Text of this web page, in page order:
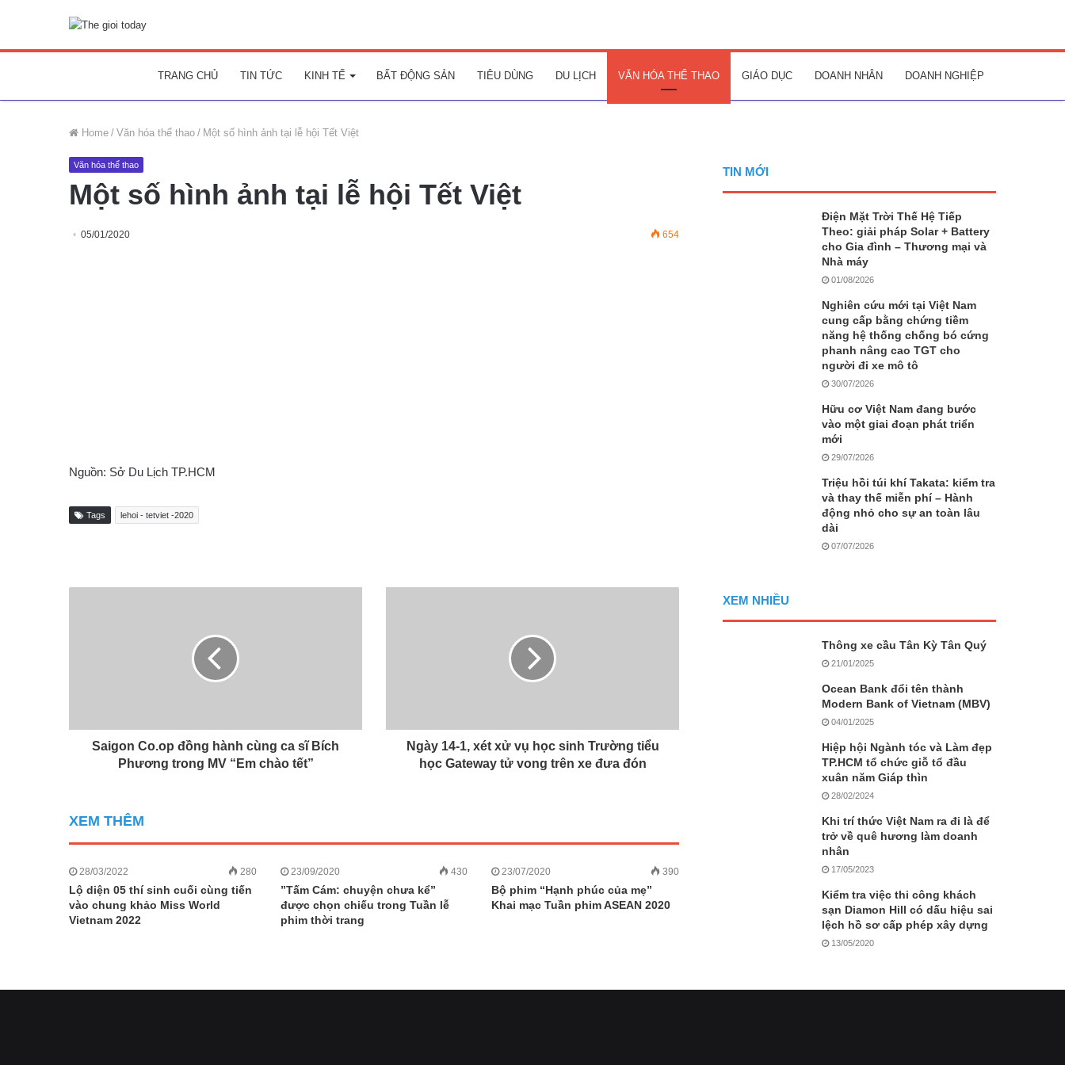
TRANG CHỦ TIN TỨC KINH TẾ BẤT ĐỘNG SẢN TIÊU DÙNG DU LỊCH VĂN HÓA THỂ THAO GIÁO DỤC DOANH NHÂN DOANH NGHIỆP
Home / Văn hóa thể thao / Một số hình ảnh tại lễ hội Tết Việt
Văn hóa thể thao
Một số hình ảnh tại lễ hội Tết Việt
05/01/2020 654
Nguồn: Sở Du Lịch TP.HCM
Tags lehoi - tetviet -2020
Saigon Co.op đồng hành cùng ca sĩ Bích
Phương trong MV “Em chào tết”
Ngày 14-1, xét xử vụ học sinh Trường tiểu
học Gateway tử vong trên xe đưa đón
XEM THÊM
28/03/2022 280
Lộ diện 05 thí sinh cuối cùng tiến
vào chung khảo Miss World
Vietnam 2022
23/09/2020 430
”Tấm Cám: chuyện chưa kể”
được chọn chiếu trong Tuần lễ
phim thời trang
23/07/2020 390
Bộ phim “Hạnh phúc của mẹ”
Khai mạc Tuần phim ASEAN 2020
TIN MỚI
Điện Mặt Trời Thế Hệ Tiếp
Theo: giải pháp Solar + Battery
cho Gia đình – Thương mại và
Nhà máy
01/08/2026
Nghiên cứu mới tại Việt Nam
cung cấp bằng chứng tiềm
năng hệ thống chống bó cứng
phanh nâng cao TGT cho
người đi xe mô tô
30/07/2026
Hữu cơ Việt Nam đang bước
vào một giai đoạn phát triển
mới
29/07/2026
Triệu hồi túi khí Takata: kiểm tra
và thay thế miễn phí – Hành
động nhỏ cho sự an toàn lâu
dài
07/07/2026
XEM NHIỀU
Thông xe cầu Tân Kỳ Tân Quý
21/01/2025
Ocean Bank đổi tên thành
Modern Bank of Vietnam (MBV)
04/01/2025
Hiệp hội Ngành tóc và Làm đẹp
TP.HCM tổ chức giỗ tổ đầu
xuân năm Giáp thìn
28/02/2024
Khi trí thức Việt Nam ra đi là để
trở về quê hương làm doanh
nhân
17/05/2023
Kiểm tra việc thi công khách
sạn Diamon Hill có dấu hiệu sai
lệch hồ sơ cấp phép xây dựng
13/05/2020